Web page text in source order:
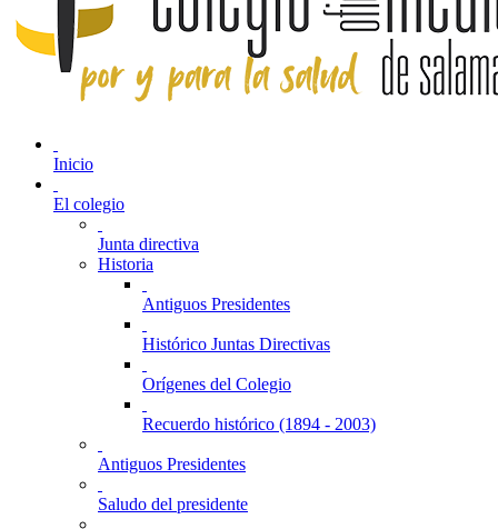
Inicio
El colegio
Junta directiva
Historia
Antiguos Presidentes
Histórico Juntas Directivas
Orígenes del Colegio
Recuerdo histórico (1894 - 2003)
Antiguos Presidentes
Saludo del presidente